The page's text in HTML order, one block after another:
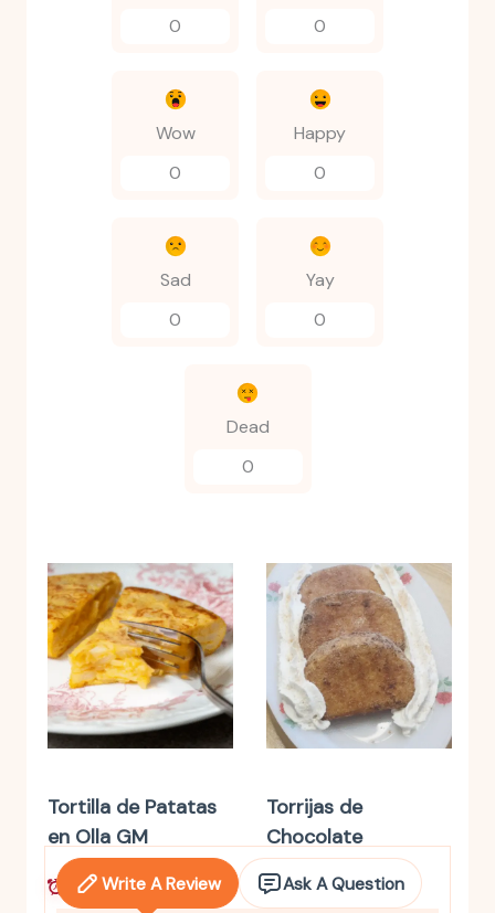
0
0
Wow
0
Happy
0
Sad
0
Yay
0
Dead
0
Tortilla de Patatas
en Olla GM
30 mins
Torrijas de
Chocolate
30 mins
Write A Review Ask A Question